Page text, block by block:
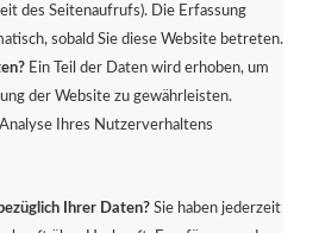
des Seitenaufrufs). Die Erfassung
sobald Sie diese Website betreten.
Ein Teil der Daten wird erhoben, um
der Website zu gewährleisten.
Ihres Nutzerverhaltens
Ihrer Daten? Sie haben jederzeit